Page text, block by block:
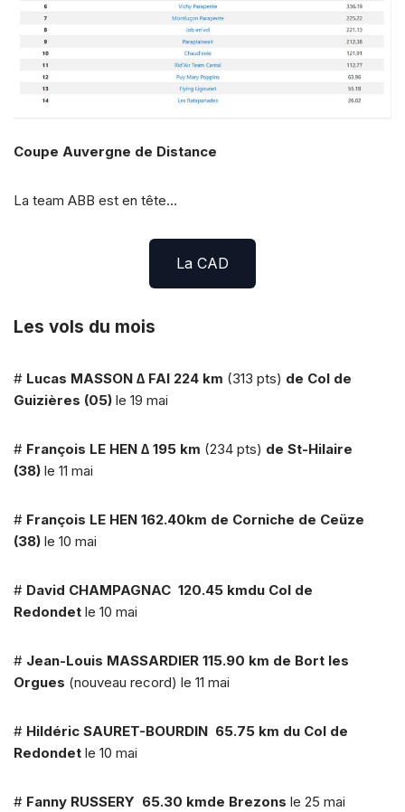
Coupe Auvergne de Distance
La team ABB est en tête…
La CAD
Les vols du mois
# Lucas MASSON ∆ FAI 224 km (313 pts) de Col de
Guizières (05) le 19 mai
# François LE HEN ∆ 195 km (234 pts) de St-Hilaire
(38) le 11 mai
# François LE HEN 162.40km de Corniche de Ceüze
(38) le 10 mai
# David CHAMPAGNAC 120.45 kmdu Col de
Redondet le 10 mai
# Jean-Louis MASSARDIER 115.90 km de Bort les
Orgues (nouveau record) le 11 mai
# Hildéric SAURET-BOURDIN 65.75 km du Col de
Redondet le 10 mai
# Fanny RUSSERY 65.30 kmde Brezons le 25 mai